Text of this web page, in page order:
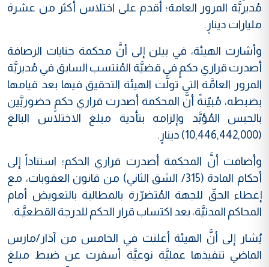
مُديريَّة المرور العامة؛ أقدم على اختلاس أكثر من عشرة
مليارات دينارٍ.
وأشارت الهيئة، في بيلن إلى أنَّ محكمة جنايات الرصافة
أصدرت قراري حكمٍ في قضيَّة المُنتسب السابق في مُديريَّة
المرور العامَّة التي تولَّت الهيئة التحقيق فيها بعد قيامها
بضبطه، مُبيّنةً أنَّ المحكمة أصدرت قراري حكمٍ حضوريَّين
بالحبس المُؤبَّد وإلزامه بتأدية مبلغ الاختلاس البالغ
(10,446,442,000) دينارٍ.
وأضافت أنَّ المحكمة أصدرت قراري الحكم؛ استناداً إلى
أحكام المادة (315/ الشق الثاني) من قانون العقوبات، مع
إعطاء الحقّ للجهة المُتضرّرة بالمطالبة بالتعويض أمام
المحاكم المدنيَّة، بعد اكتساب قرار الحكم للدرجة القطعيَّـة.
يُشار إلى أنَّ الهيئة أعلنت في الخامس من آذار/مارس
الماضي تنفيذها عمليَّة نوعيَّة أسفرت عن ضبط مبلغ